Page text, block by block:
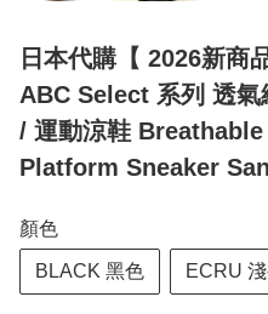
日本代購【 2026新商
ABC Select 系列 透
/ 運動涼鞋
Platform Sneaker
顏色
BLACK 黑色 ECRU